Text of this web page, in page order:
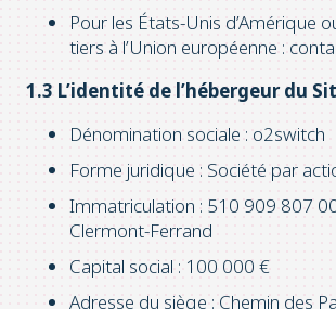
Pour les États-Unis d’Amérique
tiers à l’Union européenne :
1.3 L’identité de l’hébergeur du
Dénomination sociale : o2switch
Forme juridique : Société par
Immatriculation : 510 909 807
Clermont-Ferrand
Capital social : 100 000 €
Adresse du siège : Chemin des